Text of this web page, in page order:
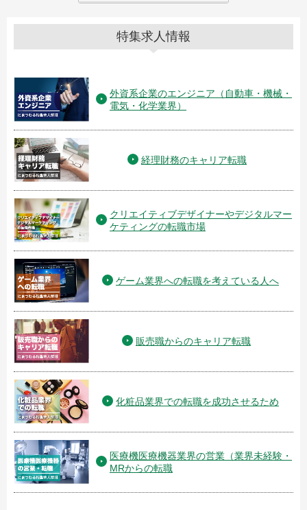
特集求人情報
外資系企業のエンジニア（自動車・機械・
電気・化学業界）
経理財務のキャリア転職
クリエイティブデザイナーやデジタルマー
ケティングの転職市場
ゲーム業界への転職を考えている人へ
販売職からのキャリア転職
化粧品業界での転職を成功させるため
医療機医療機器業界の営業（業界未経験・
MRからの転職